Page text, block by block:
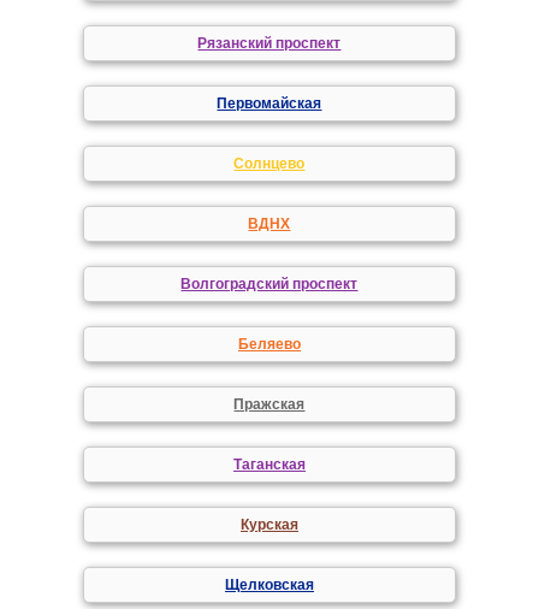
Рязанский проспект
Первомайская
Солнцево
ВДНХ
Волгоградский проспект
Беляево
Пражская
Таганская
Курская
Щелковская